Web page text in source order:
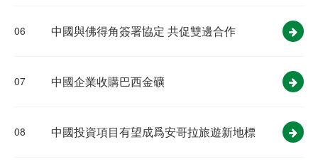
06 中國與佛得角簽署協定 共促雙邊合作
07 中國企業收購巴西金礦
08 中國投資項目有望成爲安哥拉旅遊新地標